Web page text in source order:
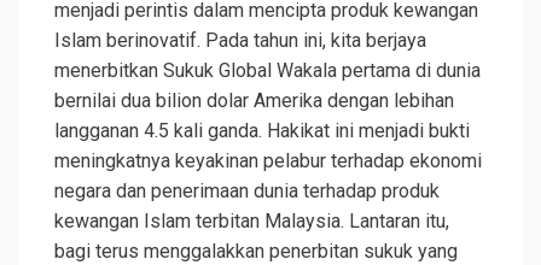
menjadi perintis dalam mencipta produk kewangan
Islam berinovatif. Pada tahun ini, kita berjaya
menerbitkan Sukuk Global Wakala pertama di dunia
bernilai dua bilion dolar Amerika dengan lebihan
langganan 4.5 kali ganda. Hakikat ini menjadi bukti
meningkatnya keyakinan pelabur terhadap ekonomi
negara dan penerimaan dunia terhadap produk
kewangan Islam terbitan Malaysia. Lantaran itu,
bagi terus menggalakkan penerbitan sukuk yang